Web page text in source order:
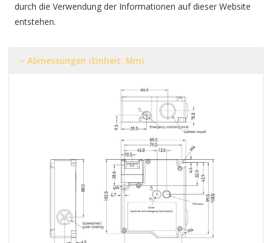
durch die Verwendung der Informationen auf dieser Website
entstehen.
Abmessungen (Einheit: Mm)